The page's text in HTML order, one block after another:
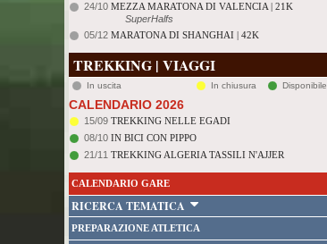
24/10 MEZZA MARATONA DI VALENCIA | 21K
SuperHalfs
05/12 MARATONA DI SHANGHAI | 42K
TREKKING | VIAGGI
In uscita In chiusura Disponibile
CALENDARIO 2026
15/09 TREKKING NELLE EGADI
08/10 IN BICI CON PIPPO
21/11 TREKKING ALGERIA TASSILI N'AJJER
CALENDARIO GARE
RICERCA TEMATICA
PREPARAZIONE ATLETICA